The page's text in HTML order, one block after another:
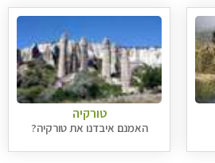
טורקיה
האמנם איבדנו את טורקיה?